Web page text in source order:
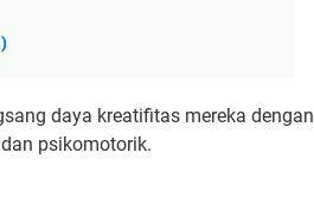
daya kreatifitas mereka dengan
psikomotorik.